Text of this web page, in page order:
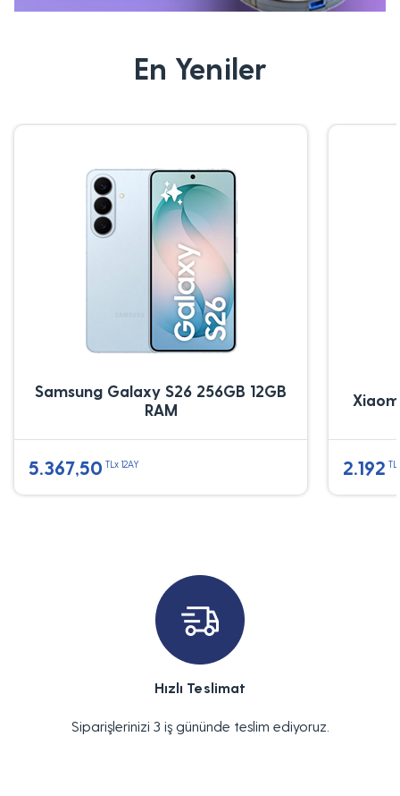
En Yeniler
Samsung Galaxy S26 256GB 12GB
RAM
5.367,50 TLx 12AY 2.192
Hızlı Teslimat
Siparişlerinizi 3 iş gününde teslim ediyoruz.